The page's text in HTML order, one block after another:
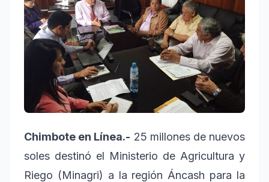
Chimbote en Línea.- 25 millones de nuevos
soles destinó el Ministerio de Agricultura y
Riego (Minagri) a la región Áncash para la